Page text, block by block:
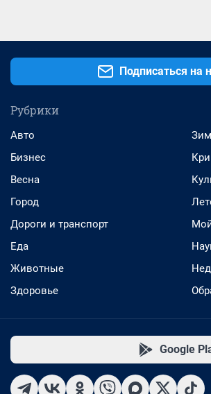
Подписаться на
Рубрики
Авто
Бизнес
Весна
Город
Дороги и транспорт
Еда
Животные
Здоровье
Google